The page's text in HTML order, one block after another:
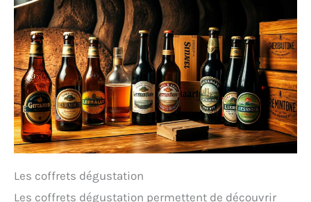
Les coffrets dégustation
Les coffrets dégustation permettent de découvrir